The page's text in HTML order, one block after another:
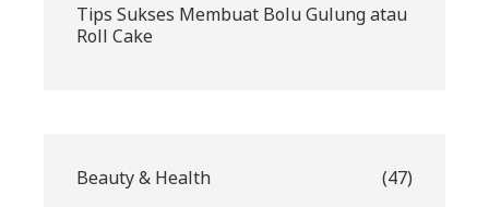
Tips Sukses Membuat Bolu Gulung atau
Roll Cake
Beauty & Health
(47)